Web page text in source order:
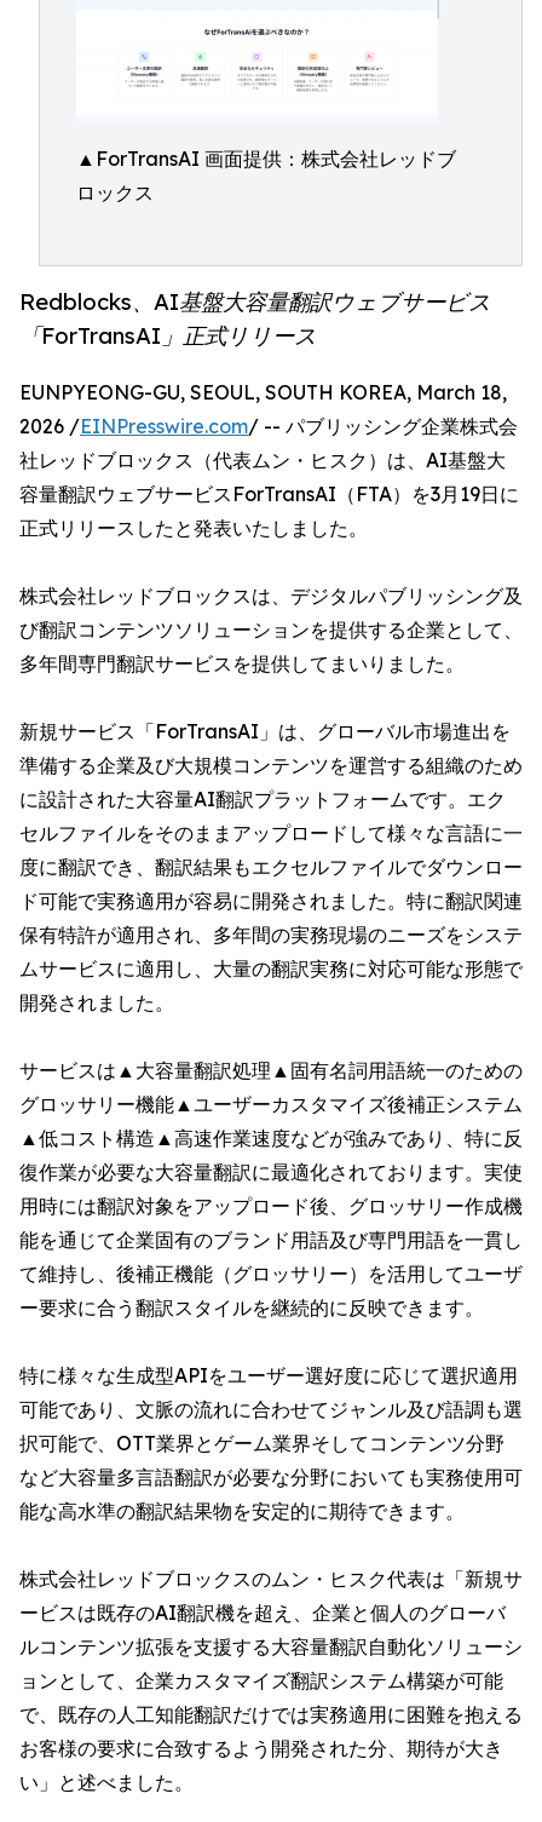
▲ForTransAI 画面提供：株式会社レッドブ
ロックス
Redblocks、AI基盤大容量翻訳ウェブサービス
「ForTransAI」正式リリース
EUNPYEONG-GU, SEOUL, SOUTH KOREA, March 18,
2026 /EINPresswire.com/ -- パブリッシング企業株式会
社レッドブロックス（代表ムン・ヒスク）は、AI基盤大
容量翻訳ウェブサービスForTransAI（FTA）を3月19日に
正式リリースしたと発表いたしました。
株式会社レッドブロックスは、デジタルパブリッシング及
び翻訳コンテンツソリューションを提供する企業として、
多年間専門翻訳サービスを提供してまいりました。
新規サービス「ForTransAI」は、グローバル市場進出を
準備する企業及び大規模コンテンツを運営する組織のため
に設計された大容量AI翻訳プラットフォームです。エク
セルファイルをそのままアップロードして様々な言語に一
度に翻訳でき、翻訳結果もエクセルファイルでダウンロー
ド可能で実務適用が容易に開発されました。特に翻訳関連
保有特許が適用され、多年間の実務現場のニーズをシステ
ムサービスに適用し、大量の翻訳実務に対応可能な形態で
開発されました。
サービスは▲大容量翻訳処理▲固有名詞用語統一のための
グロッサリー機能▲ユーザーカスタマイズ後補正システム
▲低コスト構造▲高速作業速度などが強みであり、特に反
復作業が必要な大容量翻訳に最適化されております。実使
用時には翻訳対象をアップロード後、グロッサリー作成機
能を通じて企業固有のブランド用語及び専門用語を一貫し
て維持し、後補正機能（グロッサリー）を活用してユーザ
ー要求に合う翻訳スタイルを継続的に反映できます。
特に様々な生成型APIをユーザー選好度に応じて選択適用
可能であり、文脈の流れに合わせてジャンル及び語調も選
択可能で、OTT業界とゲーム業界そしてコンテンツ分野
など大容量多言語翻訳が必要な分野においても実務使用可
能な高水準の翻訳結果物を安定的に期待できます。
株式会社レッドブロックスのムン・ヒスク代表は「新規サ
ービスは既存のAI翻訳機を超え、企業と個人のグローバ
ルコンテンツ拡張を支援する大容量翻訳自動化ソリューシ
ョンとして、企業カスタマイズ翻訳システム構築が可能
で、既存の人工知能翻訳だけでは実務適用に困難を抱える
お客様の要求に合致するよう開発された分、期待が大き
い」と述べました。